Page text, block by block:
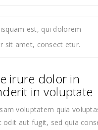
est, qui dolorem
sit amet, consect etur.
irure dolor in
in voluptate
voluptatem quia
odit aut fugit, sed quia